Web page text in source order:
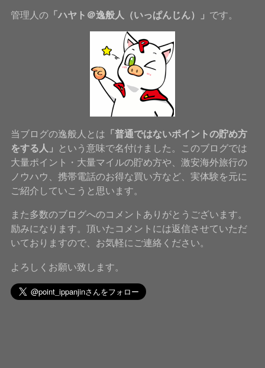
管理人の「ハヤト＠逸般人（いっぱんじん）」 です。
当ブログの逸般人とは 「普通ではないポイントの貯め方
をする人」
という意味で名付けました。このブログでは
大量ポイント・大量マイルの貯め方や、激安海外旅行の
ノウハウ、携帯電話のお得な買い方など、実体験を元に
ご紹介していこうと思います。
また多数のブログへのコメントありがとうございます。
励みになります。頂いたコメントには返信させていただ
いておりますので、お気軽にご連絡ください。
よろしくお願い致します。